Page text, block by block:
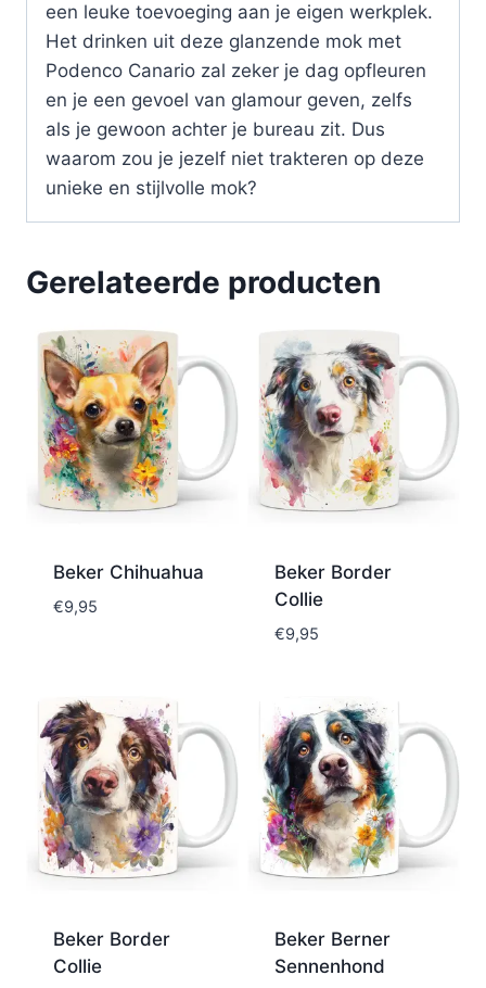
een leuke toevoeging aan je eigen werkplek.
Het drinken uit deze glanzende mok met
Podenco Canario zal zeker je dag opfleuren
en je een gevoel van glamour geven, zelfs
als je gewoon achter je bureau zit. Dus
waarom zou je jezelf niet trakteren op deze
unieke en stijlvolle mok?
Gerelateerde producten
Beker Chihuahua
€9,95
Beker Border
Collie
€9,95
Beker Border
Collie
Beker Berner
Sennenhond